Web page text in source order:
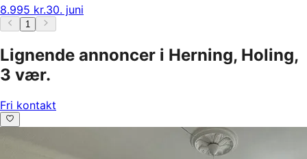
8.995 kr.30. juni
1
Lignende annoncer i Herning, Holing,
3 vær.
Fri kontakt